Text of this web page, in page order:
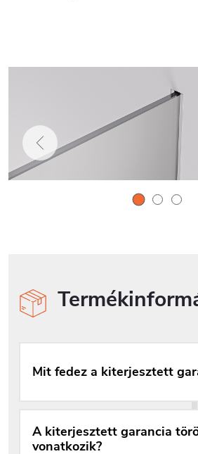
Mit fedez a kiterjesztett
A kiterjesztett garancia
vonatkozik?